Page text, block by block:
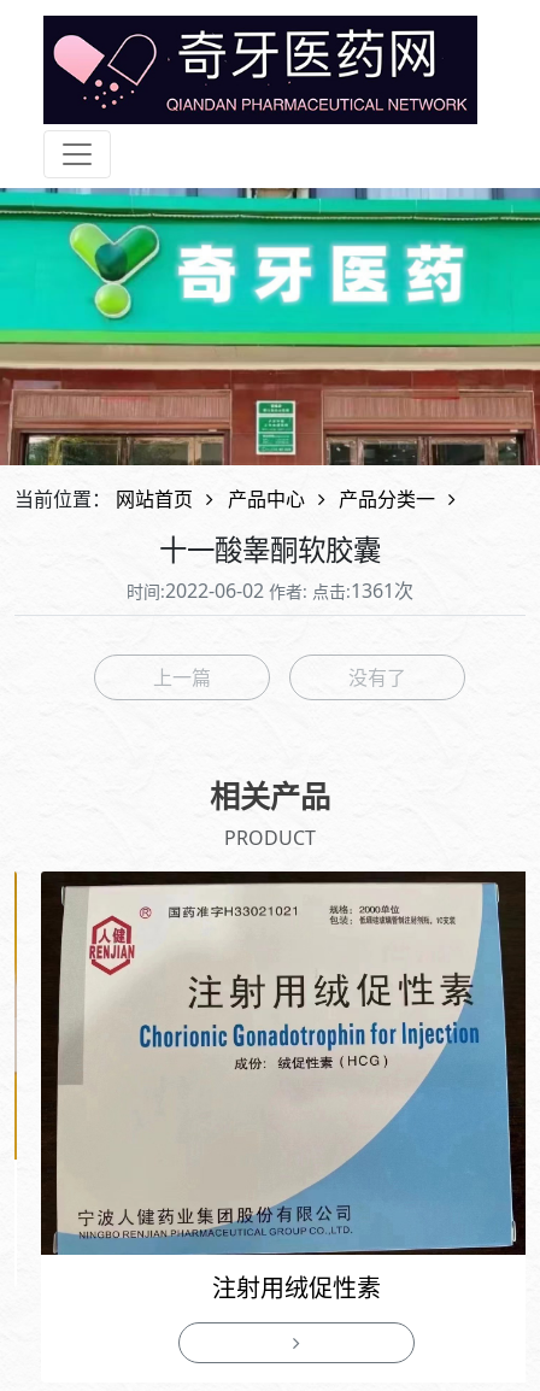
当前位置： 网站首页 产品中心 产品分类一
十一酸睾酮软胶囊
时间:2022-06-02 作者: 点击:1361次
上一篇 没有了
相关产品
PRODUCT
注射用绒促性素